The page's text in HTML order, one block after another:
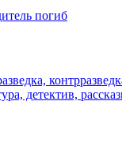
погиб
детектив,